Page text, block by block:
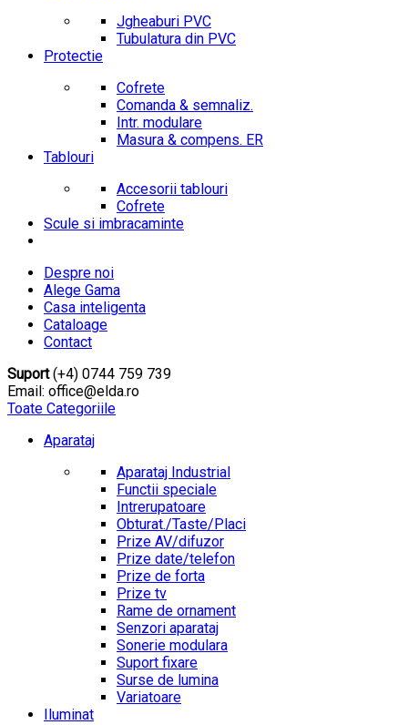
Jgheaburi PVC
Tubulatura din PVC
Protectie
Cofrete
Comanda & semnaliz.
Intr. modulare
Masura & compens. ER
Tablouri
Accesorii tablouri
Cofrete
Scule si imbracaminte
Despre noi
Alege Gama
Casa inteligenta
Cataloage
Contact
Suport(+4) 0744 759 739
Email: office@elda.ro
Toate Categoriile
Aparataj
Aparataj Industrial
Functii speciale
Intrerupatoare
Obturat./Taste/Placi
Prize AV/difuzor
Prize date/telefon
Prize de forta
Prize tv
Rame de ornament
Senzori aparataj
Sonerie modulara
Suport fixare
Surse de lumina
Variatoare
Iluminat